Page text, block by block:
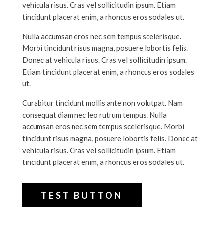
vehicula risus. Cras vel sollicitudin ipsum. Etiam
tincidunt placerat enim, a rhoncus eros sodales ut.
Nulla accumsan eros nec sem tempus scelerisque.
Morbi tincidunt risus magna, posuere lobortis felis.
Donec at vehicula risus. Cras vel sollicitudin ipsum.
Etiam tincidunt placerat enim, a rhoncus eros sodales
ut.
Curabitur tincidunt mollis ante non volutpat. Nam
consequat diam nec leo rutrum tempus. Nulla
accumsan eros nec sem tempus scelerisque. Morbi
tincidunt risus magna, posuere lobortis felis. Donec at
vehicula risus. Cras vel sollicitudin ipsum. Etiam
tincidunt placerat enim, a rhoncus eros sodales ut.
TEST BUTTON